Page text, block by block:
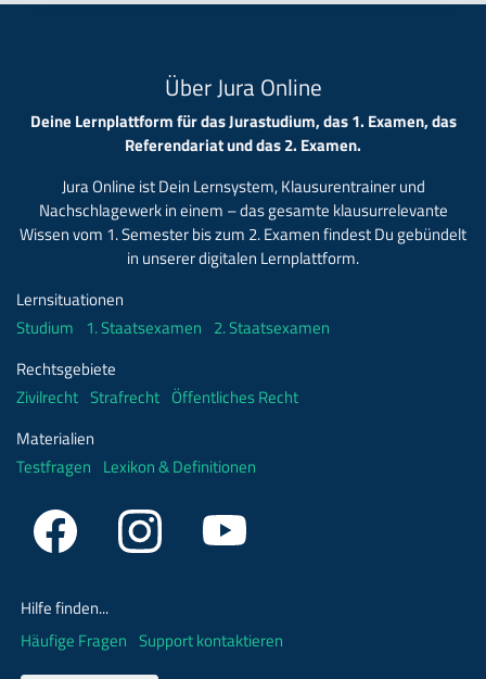
Über Jura Online
Deine Lernplattform für das Jurastudium, das 1. Examen, das
Referendariat und das 2. Examen.
Jura Online ist Dein Lernsystem, Klausurentrainer und
Nachschlagewerk in einem – das gesamte klausurrelevante
Wissen vom 1. Semester bis zum 2. Examen findest Du gebündelt
in unserer digitalen Lernplattform.
Lernsituationen
Studium 1. Staatsexamen 2. Staatsexamen
Rechtsgebiete
Zivilrecht Strafrecht Öffentliches Recht
Materialien
Testfragen Lexikon & Definitionen
Hilfe finden...
Häufige Fragen Support kontaktieren